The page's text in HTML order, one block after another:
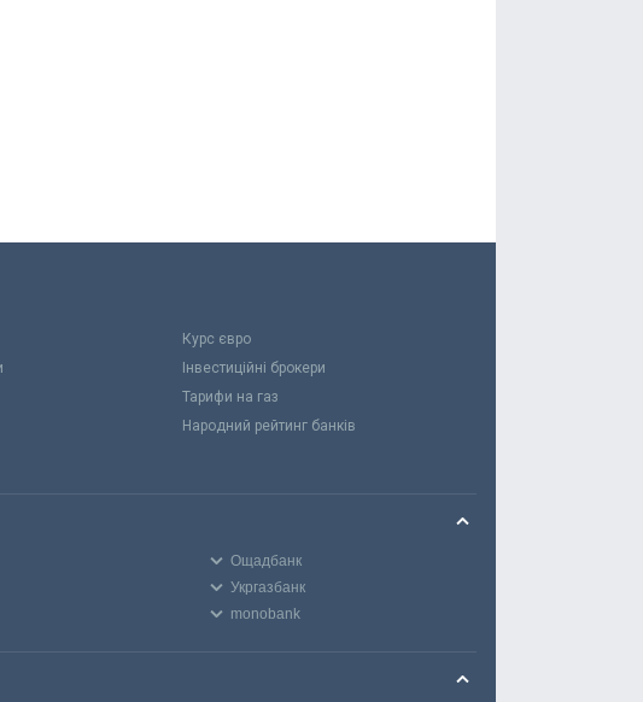
Курс євро
Інвестиційні брокери
Тарифи на газ
Народний рейтинг банків
Ощадбанк
Укргазбанк
monobank